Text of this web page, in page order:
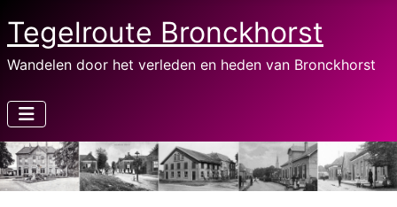
Tegelroute Bronckhorst
Wandelen door het verleden en heden van Bronckhorst